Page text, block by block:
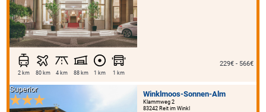
2 km 80 km 4 km 88 km 1 km 1 km
229€ - 566€
Winklmoos-Sonnen-Alm
Klammweg 2
83242 Reit im Winkl
Superior